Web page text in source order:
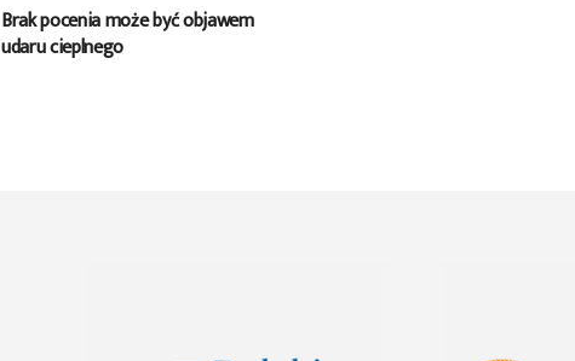
Brak pocenia może być objawem
udaru cieplnego